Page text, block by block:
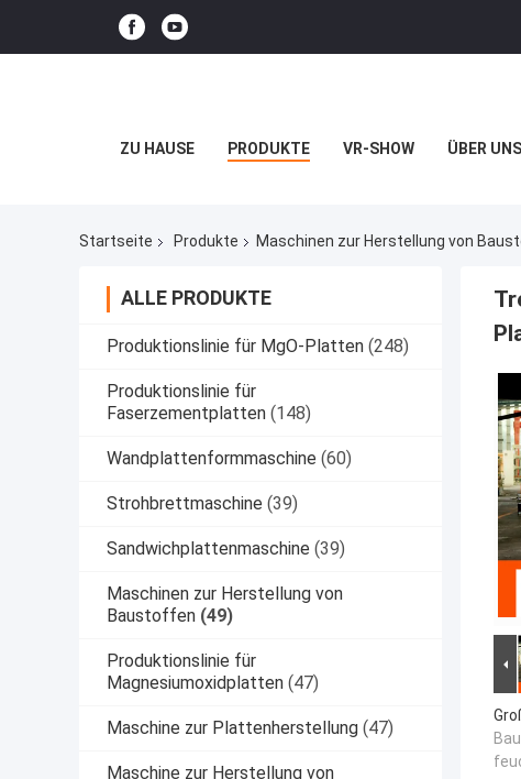
ZU HAUSE PRODUKTE VR-SHOW ÜBER UNS
Startseite Produkte Maschinen zur Herstellung von
ALLE PRODUKTE
Produktionslinie für MgO-Platten (248)
Produktionslinie für
Faserzementplatten (148)
Wandplattenformmaschine (60)
Strohbrettmaschine (39)
Sandwichplattenmaschine (39)
Maschinen zur Herstellung von
Baustoffen (49)
Produktionslinie für
Magnesiumoxidplatten (47)
Maschine zur Plattenherstellung (47)
Maschine zur Herstellung von